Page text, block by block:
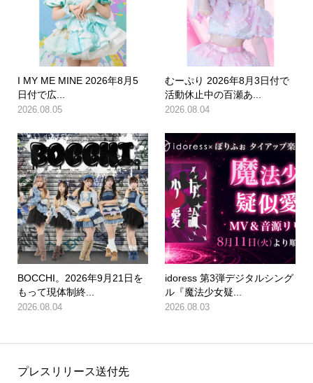
I MY ME MINE 2026年8月5
日付で広...
2026.08.05
むーぷり 2026年8月3日付で
活動休止中の百瀬あ...
2026.08.04
BOCCHI。2026年9月21日を
もって現体制終...
2026.08.04
idoress 第3弾デジタルシング
ル『魔法少女疑...
2026.08.03
プレスリリース送付先